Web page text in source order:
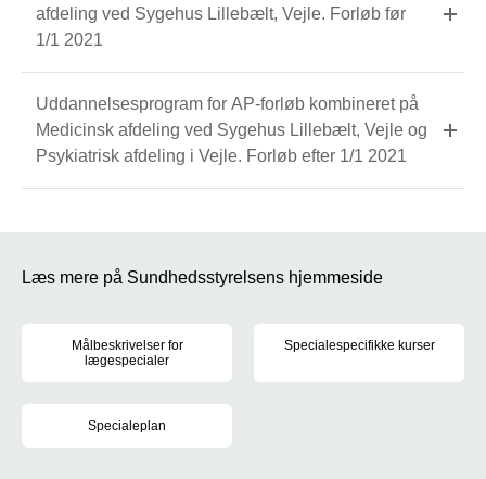
afdeling ved Sygehus Lillebælt, Vejle. Forløb før
1/1 2021
Uddannelsesprogram for AP-forløb kombineret på
Medicinsk afdeling ved Sygehus Lillebælt, Vejle og
Psykiatrisk afdeling i Vejle. Forløb efter 1/1 2021
Læs mere på Sundhedsstyrelsens hjemmeside
Målbeskrivelser for
lægespecialer
Specialespecifikke kurser
Specialeplan